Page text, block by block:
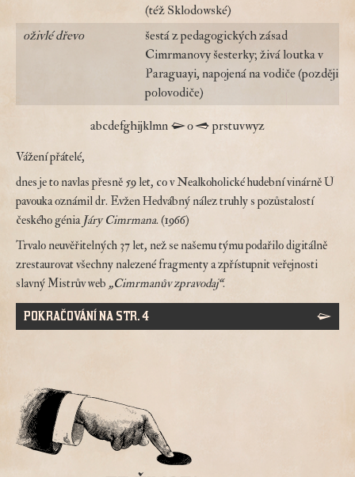
(též Sklodowské)
oživlé dřevo
šestá z pedagogických zásad
Cimrmanovy šesterky; živá loutka v
Paraguayi, napojená na vodiče (později
polovodiče)
abcdefghijklmn o prstuvwyz
Vážení přátelé,
dnes je to navlas přesně 59 let, co v Nealkoholické hudební vinárně U
pavouka oznámil dr. Evžen Hedvábný nález truhly s pozůstalostí
českého génia Járy Cimrmana. (1966)
Trvalo neuvěřitelných 37 let, než se našemu týmu podařilo digitálně
zrestaurovat všechny nalezené fragmenty a zpřístupnit veřejnosti
slavný Mistrův web „Cimrmanův zpravodaj“.
POKRAČOVÁNÍ NA STR. 4